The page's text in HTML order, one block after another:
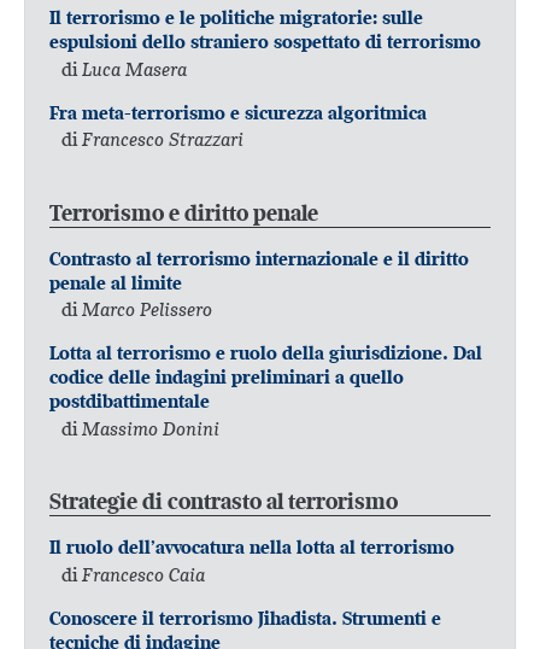
Il terrorismo e le politiche migratorie: sulle
espulsioni dello straniero sospettato di terrorismo
di Luca Masera
Fra meta-terrorismo e sicurezza algoritmica
diFrancesco Strazzari
Terrorismo e diritto penale
Contrasto al terrorismo internazionale e il diritto
penale al limite
diMarco Pelissero
Lotta al terrorismo e ruolo della giurisdizione. Dal
codice delle indagini preliminari a quello
postdibattimentale
di Massimo Donini
Strategie di contrasto al terrorismo
Il ruolo dell’avvocatura nella lotta al terrorismo
di Francesco Caia
Conoscere il terrorismo Jihadista. Strumenti e
tecniche di indagine